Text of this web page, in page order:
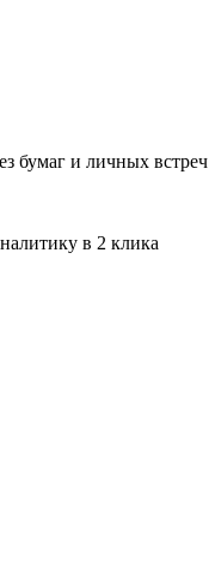
бумаг и личных встреч
в 2 клика